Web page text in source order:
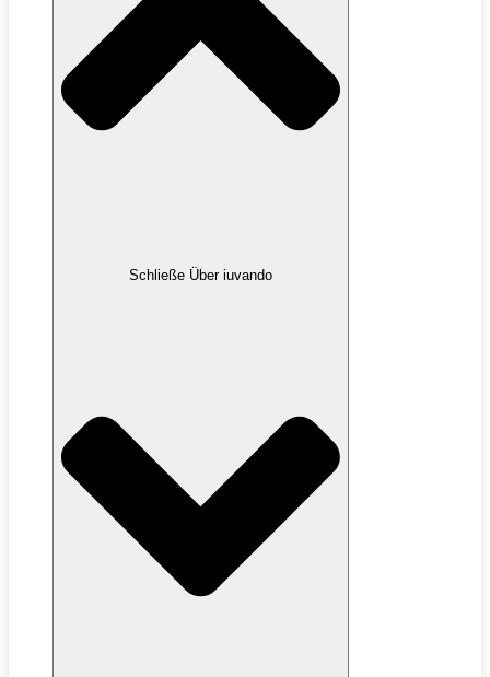
Schließe Über iuvando